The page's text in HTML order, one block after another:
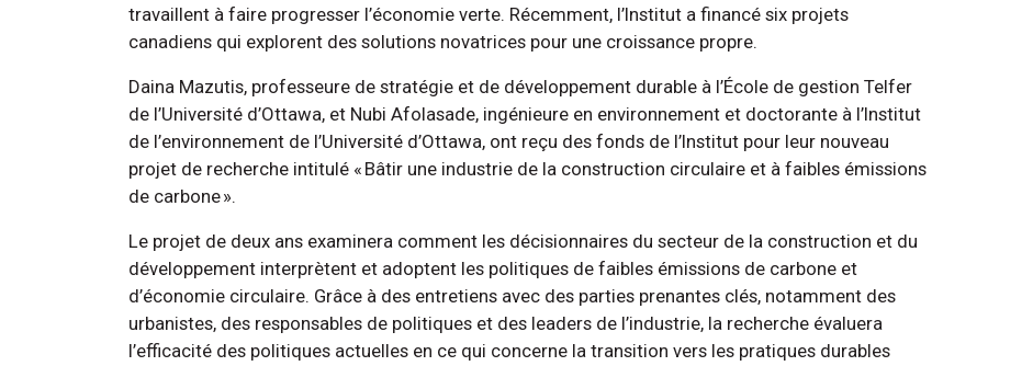
travaillent à faire progresser l’économie verte. Récemment, l’Institut a financé six projets
canadiens qui explorent des solutions novatrices pour une croissance propre.
Daina Mazutis, professeure de stratégie et de développement durable à l’École de gestion Telfer
de l’Université d’Ottawa, et Nubi Afolasade, ingénieure en environnement et doctorante à l’Institut
de l’environnement de l’Université d’Ottawa, ont reçu des fonds de l’Institut pour leur nouveau
projet de recherche intitulé « Bâtir une industrie de la construction circulaire et à faibles émissions
de carbone ».
Le projet de deux ans examinera comment les décisionnaires du secteur de la construction et du
développement interprètent et adoptent les politiques de faibles émissions de carbone et
d’économie circulaire. Grâce à des entretiens avec des parties prenantes clés, notamment des
urbanistes, des responsables de politiques et des leaders de l’industrie, la recherche évaluera
l’efficacité des politiques actuelles en ce qui concerne la transition vers les pratiques durables